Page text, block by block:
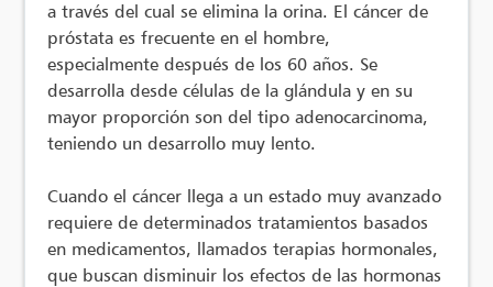
a través del cual se elimina la orina. El cáncer de
próstata es frecuente en el hombre,
especialmente después de los 60 años. Se
desarrolla desde células de la glándula y en su
mayor proporción son del tipo adenocarcinoma,
teniendo un desarrollo muy lento.
Cuando el cáncer llega a un estado muy avanzado
requiere de determinados tratamientos basados
en medicamentos, llamados terapias hormonales,
que buscan disminuir los efectos de las hormonas